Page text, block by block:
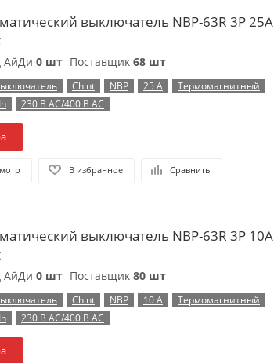
выключатель NBP-63R 3P 25А
АйДи 0 шт Поставщик 68 шт
Chint NBP 25 А
Термомагнитный
230 В AC/400 В AC
В избранное Сравнить
выключатель NBP-63R 3P 10А
АйДи 0 шт Поставщик 80 шт
Chint NBP 10 А
Термомагнитный
230 В AC/400 В AC